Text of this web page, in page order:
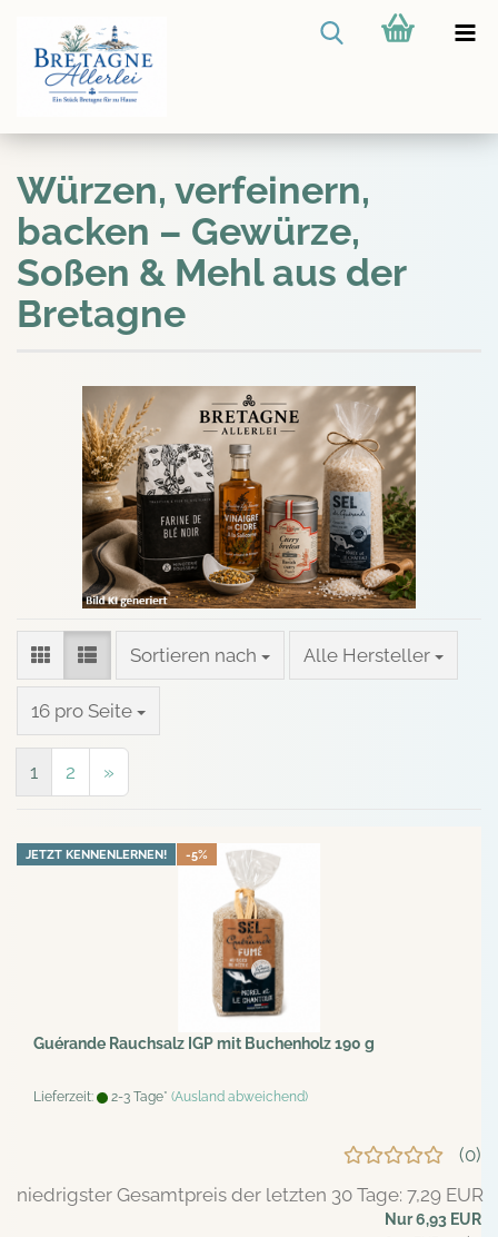
Würzen, verfeinern,
backen – Gewürze,
Soßen & Mehl aus der
Bretagne
Sortieren nach
Sortieren nach Alle Hersteller
16 pro Seite
pro Seite
1 2 »
JETZT KENNENLERNEN! -5%
Guérande Rauchsalz IGP mit Buchenholz 190 g
Lieferzeit: 2-3 Tage* (Ausland abweichend)
0
niedrigster Gesamtpreis der letzten 30 Tage: 7,29 EUR
Nur 6,93 EUR